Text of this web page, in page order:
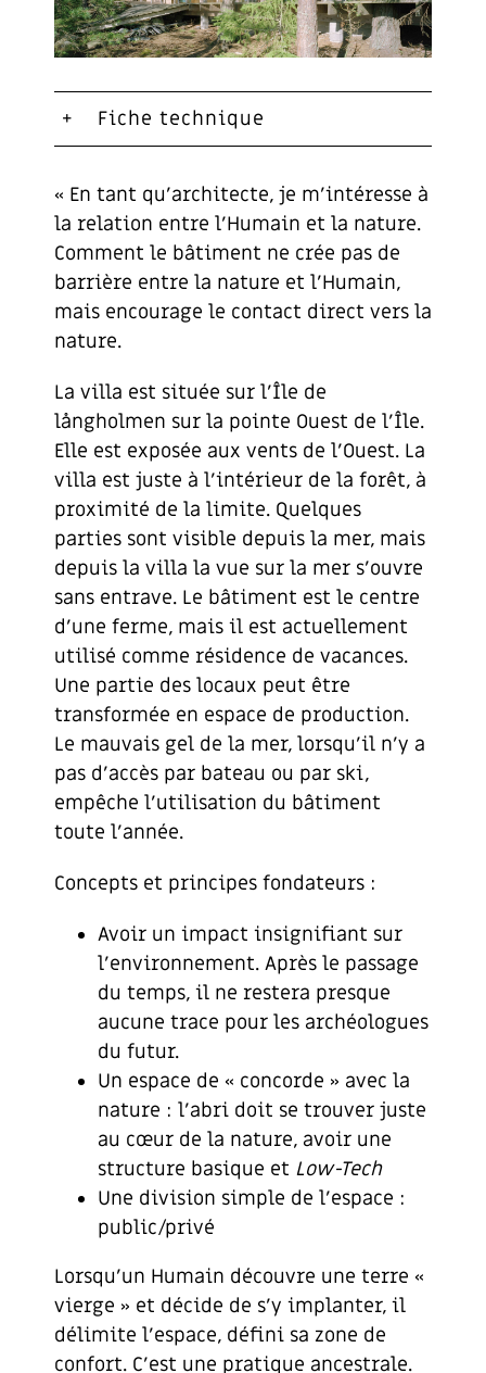
Fiche technique
« En tant qu’architecte, je m’intéresse à
la relation entre l’Humain et la nature.
Comment le bâtiment ne crée pas de
barrière entre la nature et l’Humain,
mais encourage le contact direct vers la
nature.
La villa est située sur l’Île de
långholmen sur la pointe Ouest de l’Île.
Elle est exposée aux vents de l’Ouest. La
villa est juste à l’intérieur de la forêt, à
proximité de la limite. Quelques
parties sont visible depuis la mer, mais
depuis la villa la vue sur la mer s’ouvre
sans entrave. Le bâtiment est le centre
d’une ferme, mais il est actuellement
utilisé comme résidence de vacances.
Une partie des locaux peut être
transformée en espace de production.
Le mauvais gel de la mer, lorsqu’il n’y a
pas d’accès par bateau ou par ski,
empêche l’utilisation du bâtiment
toute l’année.
Concepts et principes fondateurs :
Avoir un impact insignifiant sur
l’environnement. Après le passage
du temps, il ne restera presque
aucune trace pour les archéologues
du futur.
Un espace de « concorde » avec la
nature : l’abri doit se trouver juste
au cœur de la nature, avoir une
structure basique et Low-Tech
Une division simple de l’espace :
public/privé
Lorsqu’un Humain découvre une terre «
vierge » et décide de s’y implanter, il
délimite l’espace, défini sa zone de
confort. C’est une pratique ancestrale.